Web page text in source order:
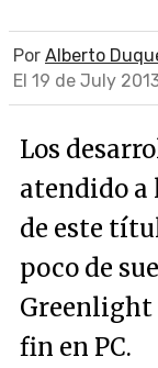
Por Alberto
El 19 de July
Los
atendido a
de este
poco de
Greenlight
fin en PC.